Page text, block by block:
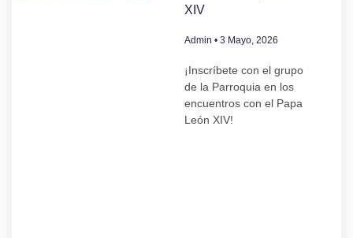
XIV
Admin 3 Mayo, 2026
¡Inscríbete con el grupo
de la Parroquia en los
encuentros con el Papa
León XIV!